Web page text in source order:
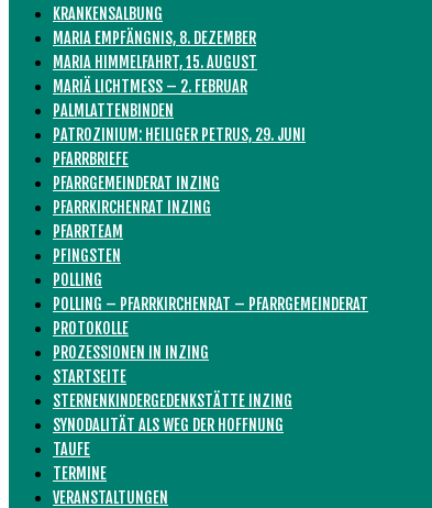
KRANKENSALBUNG
MARIA EMPFÄNGNIS, 8. DEZEMBER
MARIA HIMMELFAHRT, 15. AUGUST
MARIÄ LICHTMESS – 2. FEBRUAR
PALMLATTENBINDEN
PATROZINIUM: HEILIGER PETRUS, 29. JUNI
PFARRBRIEFE
PFARRGEMEINDERAT INZING
PFARRKIRCHENRAT INZING
PFARRTEAM
PFINGSTEN
POLLING
POLLING – PFARRKIRCHENRAT – PFARRGEMEINDERAT
PROTOKOLLE
PROZESSIONEN IN INZING
STARTSEITE
STERNENKINDERGEDENKSTÄTTE INZING
SYNODALITÄT ALS WEG DER HOFFNUNG
TAUFE
TERMINE
VERANSTALTUNGEN